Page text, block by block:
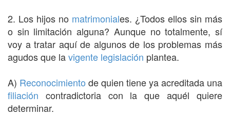
2. Los hijos no matrimoniales. ¿Todos ellos sin más
o sin limitación alguna? Aunque no totalmente, sí
voy a tratar aquí de algunos de los problemas más
agudos que lavigente legislación plantea.
A) Reconocimiento de quien tiene ya acreditada una
filiación contradictoria con la que aquél quiere
determinar.